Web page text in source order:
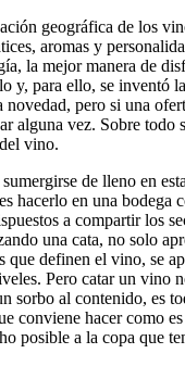
geográfica de los
aromas y
la mejor manera de
y, para ello, se inventó
novedad, pero si una
alguna vez. Sobre todo
vino.
de lleno en
hacerlo en una bodega
a compartir los
una cata, no solo
que definen el vino, se
Pero catar un vino
sorbo al contenido, es
conviene hacer como
posible a la copa que